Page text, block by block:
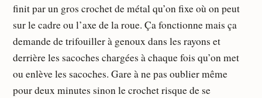
finit par un gros crochet de métal qu’on fixe où on peut
sur le cadre ou l’axe de la roue. Ça fonctionne mais ça
demande de trifouiller à genoux dans les rayons et
derrière les sacoches chargées à chaque fois qu’on met
ou enlève les sacoches. Gare à ne pas oublier même
pour deux minutes sinon le crochet risque de se